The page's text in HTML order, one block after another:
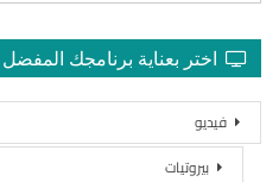
اختر بعناية برنامجك المفضل
فيديو
بيروتيات